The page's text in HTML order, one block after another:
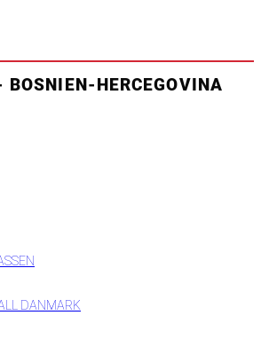
BOSNIEN-HERCEGOVINA
DANMARK